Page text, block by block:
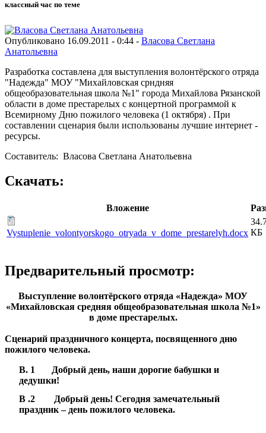
классный час по теме
Опубликовано 16.09.2011 - 0:44 - Власова Светлана
Анатольевна
Разработка составлена для выступления волонтёрского отряда
"Надежда" МОУ "Михайловская срндняя
общеобразовательная школа №1" города Михайлова Рязанской
области в доме престарелых с концертной программой к
Всемирному Дню пожилого человека (1 октября) . При
составлении сценария были использованы лучшие интернет -
ресурсы.
Составитель: Власова Светлана Анатольевна
Скачать:
Вложение
Vystuplenie_volontyorskogo_otryada_v_dome_prestarelyh.docx КБ
Предварительный просмотр:
Выступление волонтёрского отряда «Надежда» МОУ
«Михайловская средняя общеобразовательная школа №1»
в доме престарелых.
Сценарий праздничного концерта, посвященного дню
пожилого человека.
В. 1 Добрый день, наши дорогие бабушки и
дедушки!
В .2 Добрый день! Сегодня замечательный
праздник – день пожилого человека.